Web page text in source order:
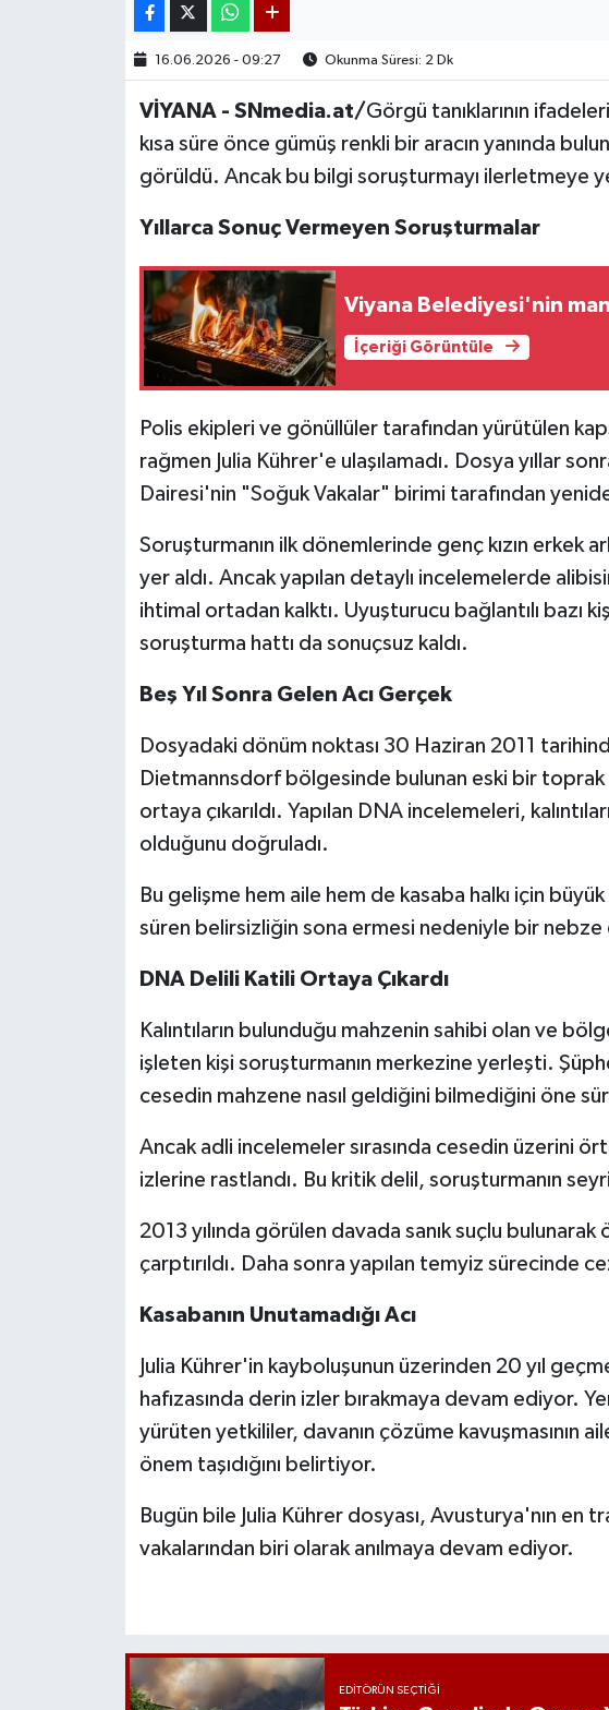
16.06.2026 - 09:27 Okunma Süresi: 2 Dk
VİYANA - SNmedia.at/Görgü tanıklarının
kısa süre önce gümüş renkli bir aracın yanında
görüldü. Ancak bu bilgi soruşturmayı ilerletmeye
Yıllarca Sonuç Vermeyen Soruşturmalar
Viyana Belediyesi'nin
İçeriği Görüntüle
Polis ekipleri ve gönüllüler tarafından yürütülen
rağmen Julia Kührer'e ulaşılamadı. Dosya yıllar
Dairesi'nin "Soğuk Vakalar" birimi tarafından
Soruşturmanın ilk dönemlerinde genç kızın erkek
yer aldı. Ancak yapılan detaylı incelemelerde
ihtimal ortadan kalktı. Uyuşturucu bağlantılı bazı
soruşturma hattı da sonuçsuz kaldı.
Beş Yıl Sonra Gelen Acı Gerçek
Dosyadaki dönüm noktası 30 Haziran 2011
Dietmannsdorf bölgesinde bulunan eski bir toprak
ortaya çıkarıldı. Yapılan DNA incelemeleri,
olduğunu doğruladı.
Bu gelişme hem aile hem de kasaba halkı için
süren belirsizliğin sona ermesi nedeniyle bir nebze
DNA Delili Katili Ortaya Çıkardı
Kalıntıların bulunduğu mahzenin sahibi olan ve
işleten kişi soruşturmanın merkezine yerleşti.
cesedin mahzene nasıl geldiğini bilmediğini öne
Ancak adli incelemeler sırasında cesedin üzerini
izlerine rastlandı. Bu kritik delil, soruşturmanın
2013 yılında görülen davada sanık suçlu bulunarak
çarptırıldı. Daha sonra yapılan temyiz sürecinde
Kasabanın Unutamadığı Acı
Julia Kührer'in kayboluşunun üzerinden 20 yıl
hafızasında derin izler bırakmaya devam ediyor.
yürüten yetkililer, davanın çözüme kavuşmasının
önem taşıdığını belirtiyor.
Bugün bile Julia Kührer dosyası, Avusturya'nın en
vakalarından biri olarak anılmaya devam ediyor.
EDITÖRÜN SEÇTIĞI